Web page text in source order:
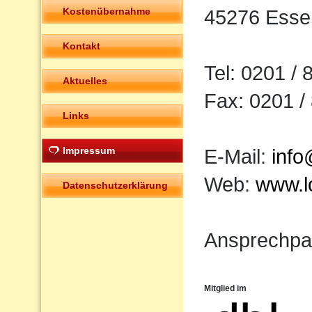
Kostenübernahme
Kontakt
Aktuelles
Links
Impressum
Datenschutzerklärung
45276
Tel: 0201 /
Fax: 0201 /
E-Mail:
Web:
Mitglied im